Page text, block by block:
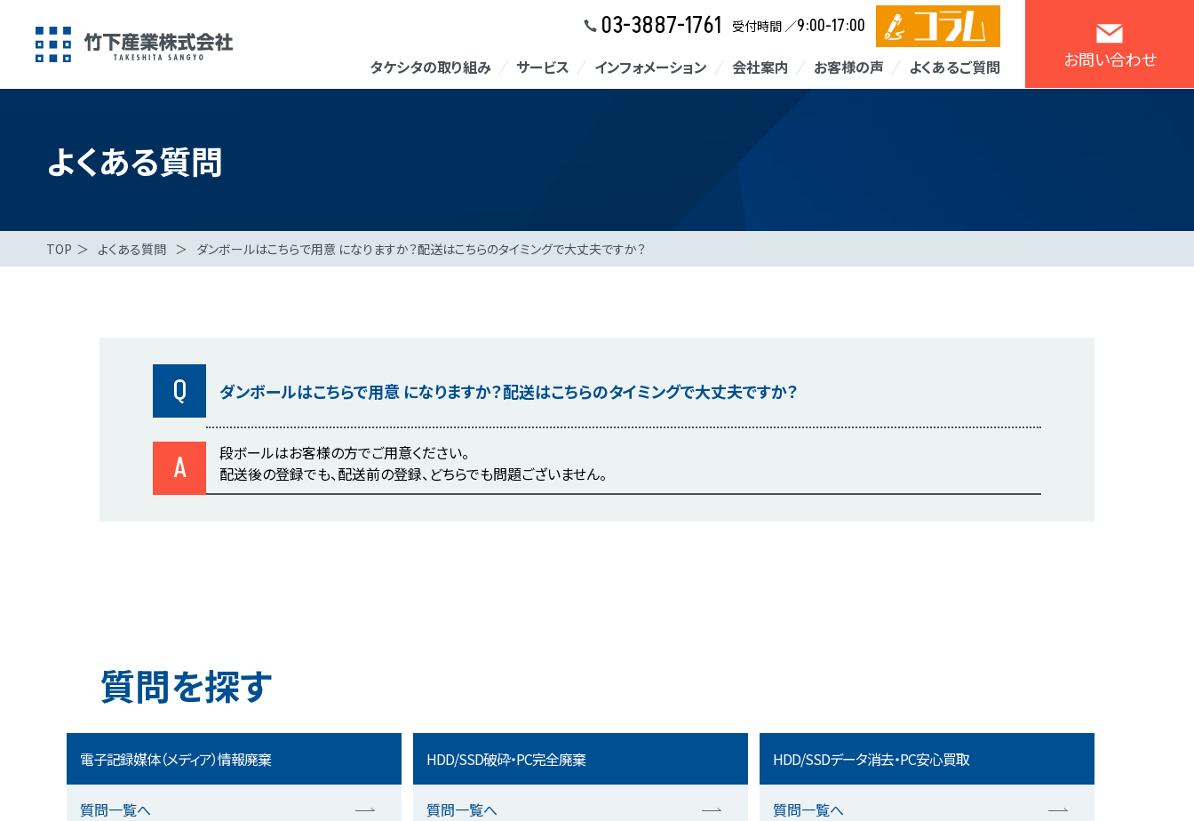
03-3887-1761 受付時間 ／9:00-17:00
タケシタの取り組み サービス インフォメーション 会社案内 お客様の声 よくあるご質問 お問い合わせ
よくある質問
TOP ＞ よくある質問 ＞ ダンボールはこちらで用意 になりますか？配送はこちらのタイミングで大丈夫ですか？
Q ダンボールはこちらで用意 になりますか？配送はこちらのタイミングで大丈夫ですか？
A
段ボールはお客様の方でご用意ください。
配送後の登録でも、配送前の登録、どちらでも問題ございません。
質問を探す
電子記録媒体（メディア）情報廃棄
質問一覧へ
HDD/SSD破砕・PC完全廃棄
質問一覧へ
HDD/SSDデータ消去・PC安心買取
質問一覧へ